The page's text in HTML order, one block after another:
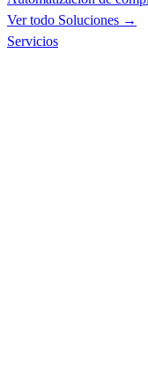
Ver todo Soluciones →
Servicios